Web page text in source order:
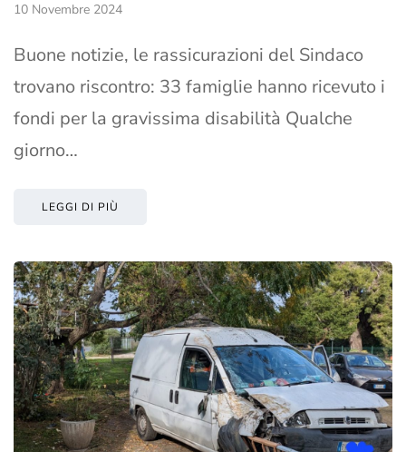
10 Novembre 2024
Buone notizie, le rassicurazioni del Sindaco
trovano riscontro: 33 famiglie hanno ricevuto i
fondi per la gravissima disabilità Qualche
giorno…
LEGGI DI PIÙ